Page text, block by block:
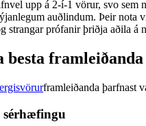
upp á 2-í-1 vörur, svo
auðlindum. Þeir nota
strangar prófanir þriðja aðila
besta
framleiðanda þarfnast